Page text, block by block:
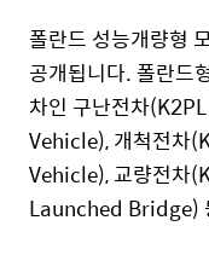
폴란드 성능개량형
공개됩니다. 폴란드
차인 구난전차
Vehicle), 개척전차
Vehicle), 교량전차
Launched Bridge)